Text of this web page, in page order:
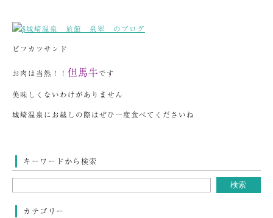
ビフカツサンド
お肉は当然！！ 但馬牛です
美味しくないわけがありません
城崎温泉にお越しの際はぜひ一度食べてくださいね
キーワードから検索
カテゴリー